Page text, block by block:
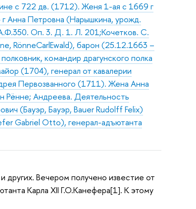
с 722 дв. (1712). Женя 1-ая с 1669 г
Анна Петровна (Нарышкина, урожд.
Оп. 3. Д. 1. Л. 201;Кочетков. С.
RönneCarlEwald), барон (25.12.1663 –
командир драгунского полка
(1704), генерал от кавалерии
Первозванного (1711). Жена Анна
Андреева. Деятельность
(Бауэр, Бауэр, Bauer Rudolff Felix)
Gabriel Otto), генерал-адъютанта
Вечером получено известие от
Карла XII Г.О.Канефера[1]. К этому